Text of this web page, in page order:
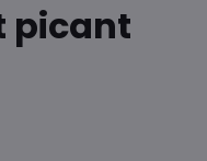
picant